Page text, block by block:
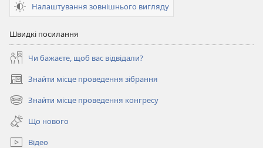
Налаштування зовнішнього вигляду
Швидкі посилання
Чи бажаєте, щоб вас відвідали?
Знайти місце проведення зібрання
(відкривається
у
новому
вікні)
Знайти місце проведення конгресу
(відкривається
новому
вікні)
Що нового
Відео